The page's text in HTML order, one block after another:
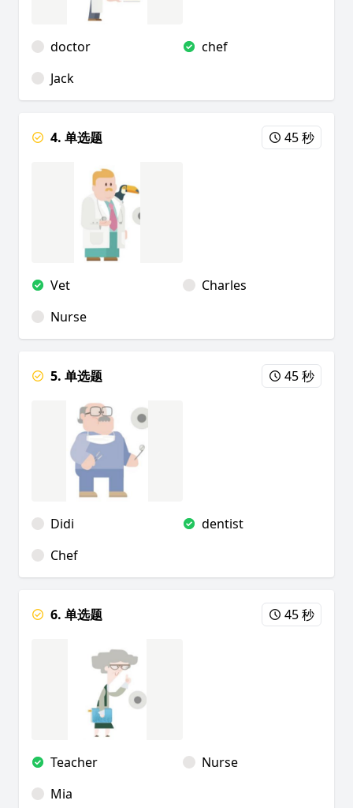
doctor
chef
Jack
4. 单选题 45 秒
Vet
Charles
Nurse
5. 单选题 45 秒
Didi
dentist
Chef
6. 单选题 45 秒
Teacher
Nurse
Mia